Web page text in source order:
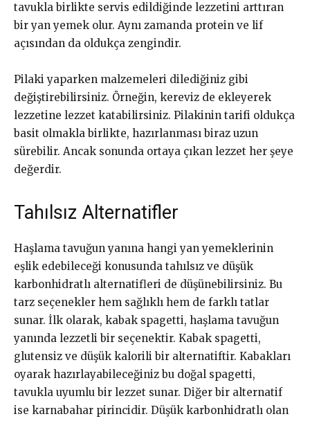
tavukla birlikte servis edildiğinde lezzetini arttıran
bir yan yemek olur. Aynı zamanda protein ve lif
açısından da oldukça zengindir.
Pilaki yaparken malzemeleri dilediğiniz gibi
değiştirebilirsiniz. Örneğin, kereviz de ekleyerek
lezzetine lezzet katabilirsiniz. Pilakinin tarifi oldukça
basit olmakla birlikte, hazırlanması biraz uzun
sürebilir. Ancak sonunda ortaya çıkan lezzet her şeye
değerdir.
Tahılsız Alternatifler
Haşlama tavuğun yanına hangi yan yemeklerinin
eşlik edebileceği konusunda tahılsız ve düşük
karbonhidratlı alternatifleri de düşünebilirsiniz. Bu
tarz seçenekler hem sağlıklı hem de farklı tatlar
sunar. İlk olarak, kabak spagetti, haşlama tavuğun
yanında lezzetli bir seçenektir. Kabak spagetti,
glutensiz ve düşük kalorili bir alternatiftir. Kabakları
oyarak hazırlayabileceğiniz bu doğal spagetti,
tavukla uyumlu bir lezzet sunar. Diğer bir alternatif
ise karnabahar pirincidir. Düşük karbonhidratlı olan